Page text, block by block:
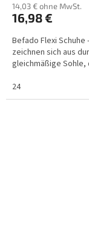
14,03 € ohne MwSt.
16,98 €
Befado Flexi Schuhe
zeichnen sich aus
gleichmäßige Sohle,
24